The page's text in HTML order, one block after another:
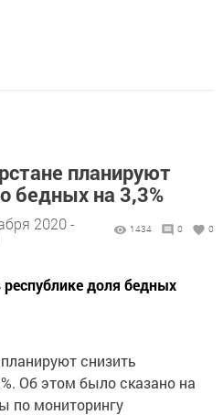
планируют
бедных на 3,3%​
2020 -
1434 0 0
доля бедных
снизить
Об этом было сказано на
по мониторингу